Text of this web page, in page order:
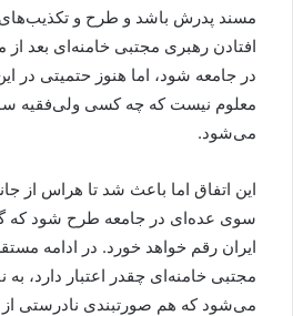
مسند پدرش باشد و طرح و تکذیب‌های
افتادن رهبری مجتبی خامنه‌ای بعد
در جامعه شود، اما هنوز حتمیتی در
معلوم نیست که چه کسی ولی‌فقیه
می‌شود.
این اتفاق اما باعث شد تا هراس از
سوی عده‌ای در جامعه طرح شود که
ایران رقم خواهد خورد. در ادامه
مجتبی خامنه‌ای چقدر اعتبار دارد، به
می‌شود که هم صورتبندی نادرستی از